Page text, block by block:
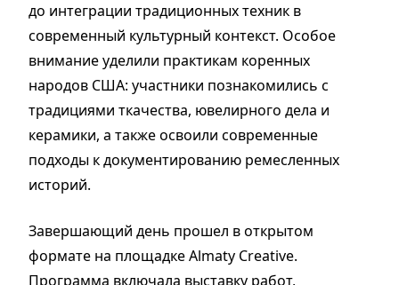
до интеграции традиционных техник в
современный культурный контекст. Особое
внимание уделили практикам коренных
народов США: участники познакомились с
традициями ткачества, ювелирного дела и
керамики, а также освоили современные
подходы к документированию ремесленных
историй.
Завершающий день прошел в открытом
формате на площадке Almaty Creative.
Программа включала выставку работ,